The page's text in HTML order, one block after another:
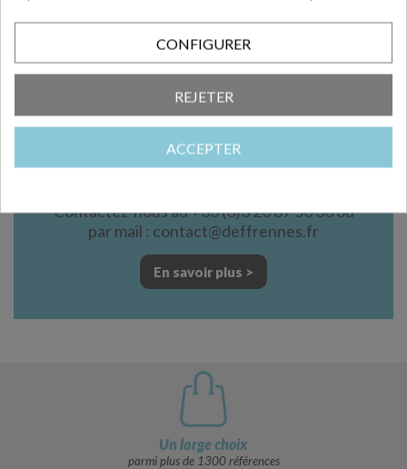
En stock
Vous souhaitez être accompagné dans
d’un emballage unique et qui vous
Contactez-nous au +33 (0)3 20 87 50 30 ou
par mail : contact@deffrennes.fr
En savoir plus >
Un large choix
parmi plus de 1300 références
CONFIGURER
REJETER
ACCEPTER